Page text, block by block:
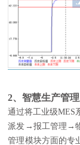
2、智慧生产管
通过将工业级
派发→报工管理→
管理模块方面的专